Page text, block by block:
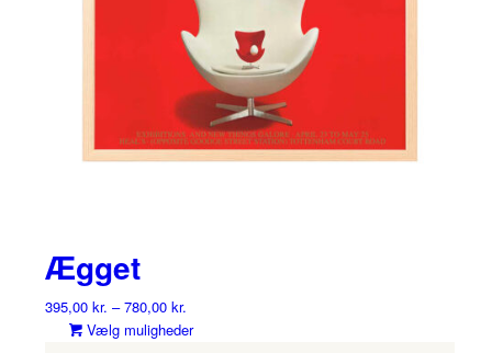
Ægget
395,00 kr. –780,00 kr.
Vælg muligheder